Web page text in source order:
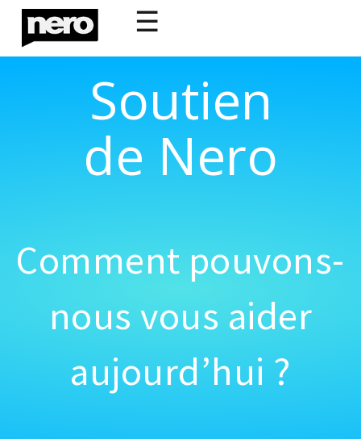
☰
Soutien
de Nero
Comment pouvons-
nous vous aider
aujourd’hui ?